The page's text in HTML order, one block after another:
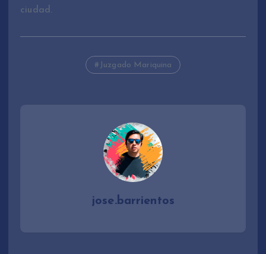
ciudad.
Juzgado Mariquina
jose.barrientos